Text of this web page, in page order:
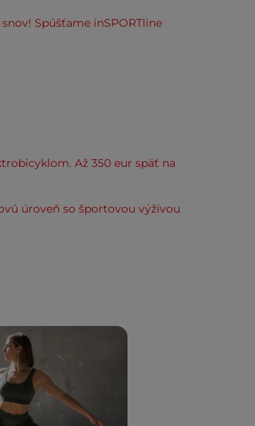
Spúšťame inSPORTline
Až 350 eur späť na
úroveň so športovou výživou